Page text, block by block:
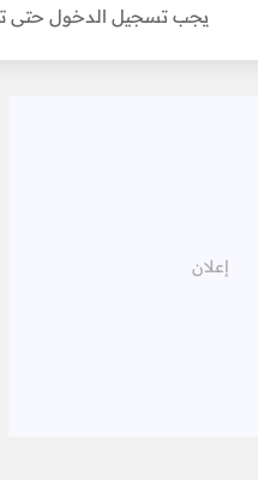
يجب تسجيل الدخول حتى